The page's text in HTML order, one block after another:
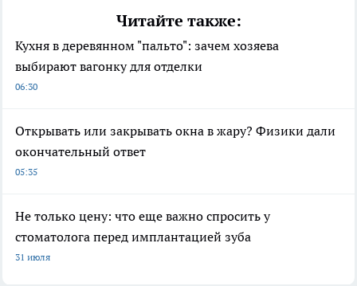
Читайте также:
Кухня в деревянном "пальто": зачем хозяева
выбирают вагонку для отделки
06:30
Открывать или закрывать окна в жару? Физики дали
окончательный ответ
05:35
Не только цену: что еще важно спросить у
стоматолога перед имплантацией зуба
31 июля